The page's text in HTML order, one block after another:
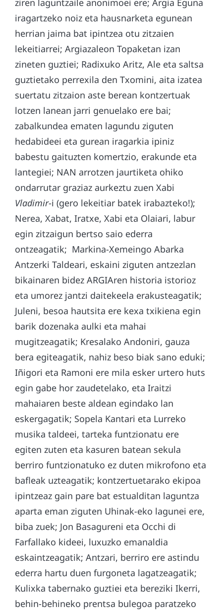
ziren laguntzaile anonimoei ere; Argia Eguna
iragartzeko noiz eta hausnarketa egunean
herrian jaima bat ipintzea otu zitzaien
lekeitiarrei; Argiazaleon Topaketan izan
zineten guztiei; Radixuko Aritz, Ale eta saltsa
guztietako perrexila den Txomini, aita izatea
suertatu zitzaion aste berean kontzertuak
lotzen lanean jarri genuelako ere bai;
zabalkundea ematen lagundu ziguten
hedabideei eta gurean iragarkia ipiniz
babestu gaituzten komertzio, erakunde eta
lantegiei; NAN arrotzen jaurtiketa ohiko
ondarrutar graziaz aurkeztu zuen Xabi
Vladimir-i (gero lekeitiar batek irabazteko!);
Nerea, Xabat, Iratxe, Xabi eta Olaiari, labur
egin zitzaigun bertso saio ederra
ontzeagatik; Markina-Xemeingo Abarka
Antzerki Taldeari, eskaini ziguten antzezlan
bikainaren bidez ARGIAren historia istorioz
eta umorez jantzi daitekeela erakusteagatik;
Juleni, besoa hautsita ere kexa txikiena egin
barik dozenaka aulki eta mahai
mugitzeagatik; Kresalako Andoniri, gauza
bera egiteagatik, nahiz beso biak sano eduki;
Iñigori eta Ramoni ere mila esker urtero huts
egin gabe hor zaudetelako, eta Iraitzi
mahaiaren beste aldean egindako lan
eskergagatik; Sopela Kantari eta Lurreko
musika taldeei, tarteka funtzionatu ere
egiten zuten eta kasuren batean sekula
berriro funtzionatuko ez duten mikrofono eta
bafleak uzteagatik; kontzertuetarako ekipoa
ipintzeaz gain pare bat estualditan laguntza
aparta eman ziguten Uhinak-eko lagunei ere,
biba zuek; Jon Basagureni eta Occhi di
Farfallako kideei, luxuzko emanaldia
eskaintzeagatik; Antzari, berriro ere astindu
ederra hartu duen furgoneta lagatzeagatik;
Kulixka tabernako guztiei eta bereziki Ikerri,
behin-behineko prentsa bulegoa paratzeko